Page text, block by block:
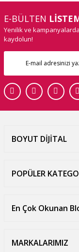
E-BÜLTEN
Yenilik ve
kaydolun!
BOYUT DİJİTAL
POPÜLER
En Çok Okunan
MARKALARIMIZ